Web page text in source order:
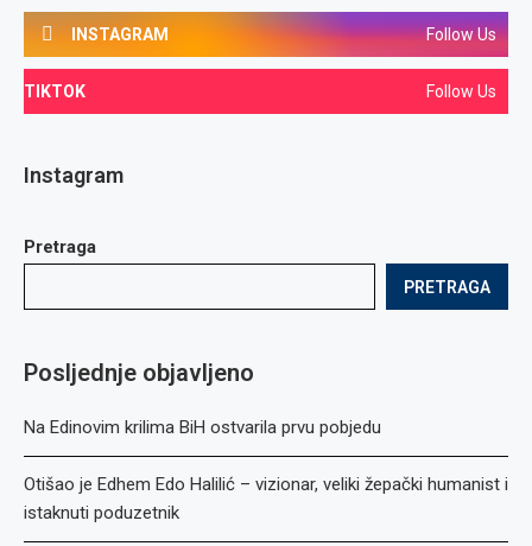
INSTAGRAM Follow Us
TIKTOK Follow Us
Instagram
Pretraga
PRETRAGA
Posljednje objavljeno
Na Edinovim krilima BiH ostvarila prvu pobjedu
Otišao je Edhem Edo Halilić – vizionar, veliki žepački humanist i
istaknuti poduzetnik